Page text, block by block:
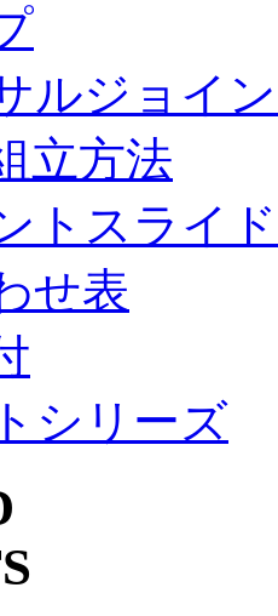
ルジョイ
立方法
トスライ
せ表
シリーズ